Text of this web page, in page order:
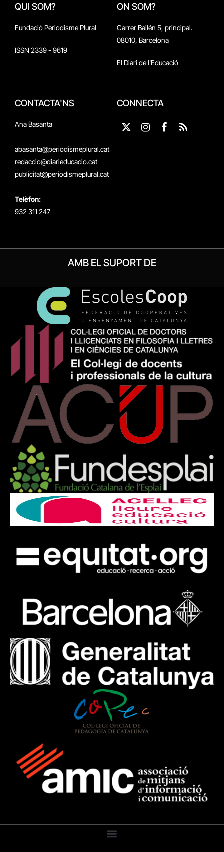
QUI SOM?
Fundació Periodisme Plural
ISSN 2339 - 9619
ON SOM?
Carrer Bailén 5, principal.
08010, Barcelona
El Diari de l'Educació
CONTACTA'NS
Ana Basanta
abasanta@periodismeplural.cat
redaccio@diarieducacio.cat
publicitat@periodismeplural.cat
Telèfon:
932 311 247
CONNECTA
X
Instagram
Facebook
RSS
AMB EL SUPORT DE